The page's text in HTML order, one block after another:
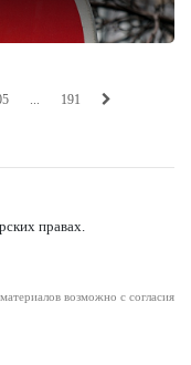
... 191
правах.
возможно с согласия